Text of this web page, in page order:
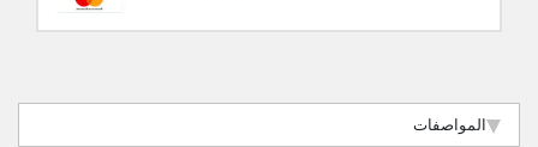
المواصفات